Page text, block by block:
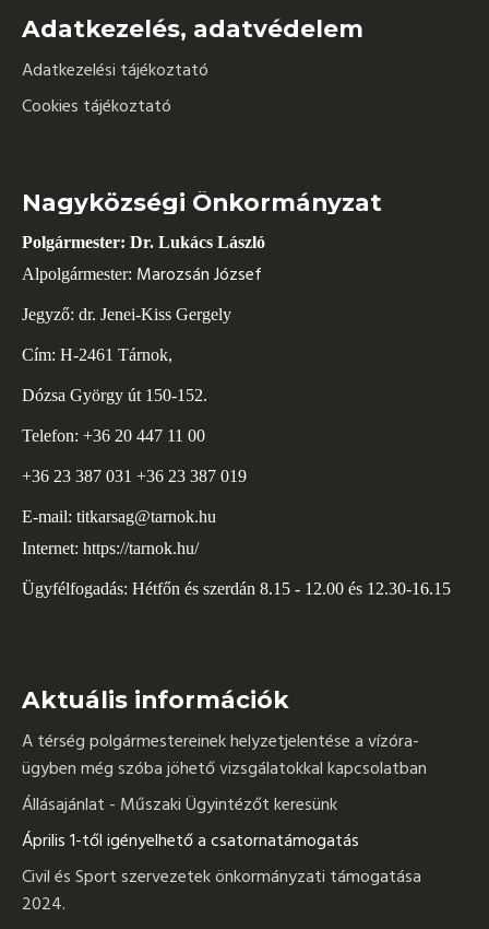
Adatkezelés, adatvédelem
Adatkezelési tájékoztató
Cookies tájékoztató
Nagyközségi Önkormányzat
Polgármester: Dr. Lukács László
Alpolgármester: Marozsán József
Jegyző: dr. Jenei-Kiss Gergely
Cím: H-2461 Tárnok,
Dózsa György út 150-152.
Telefon: +36 20 447 11 00
+36 23 387 031 +36 23 387 019
E-mail: titkarsag@tarnok.hu
Internet: https://tarnok.hu/
Ügyfélfogadás: Hétfőn és szerdán 8.15 - 12.00 és 12.30-16.15
Aktuális információk
A térség polgármestereinek helyzetjelentése a vízóra-
ügyben még szóba jöhető vizsgálatokkal kapcsolatban
Állásajánlat - Műszaki Ügyintézőt keresünk
Április 1-től igényelhető a csatornatámogatás
Civil és Sport szervezetek önkormányzati támogatása
2024.